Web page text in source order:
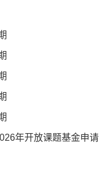
年开放课题基金申请